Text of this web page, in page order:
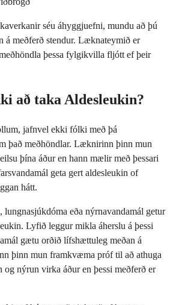
séu áhyggjuefni, mundu að þú
á meðferð stendur. Læknateymið er
þessa fylgikvilla fljótt ef þeir
að taka Aldesleukin?
jafnvel ekki fólki með þá
það meðhöndlar. Læknirinn þinn mun
þína áður en hann mælir með þessari
geta gert aldesleukin of
hátt.
lungnasjúkdóma eða nýrnavandamál getur
Lyfið leggur mikla áherslu á þessi
gætu orðið lífshættuleg meðan á
þinn mun framkvæma próf til að athuga
og nýrun virka áður en þessi meðferð er